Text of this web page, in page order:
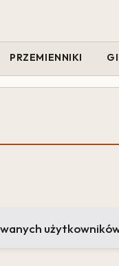
PRZEMIENNIKI